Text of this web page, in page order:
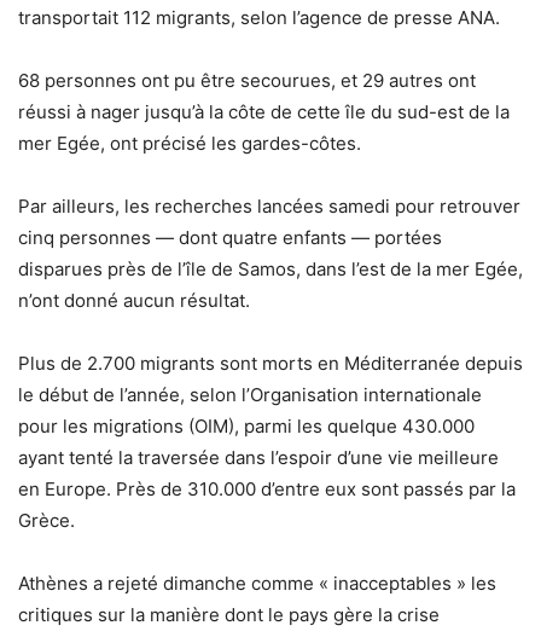
transportait 112 migrants, selon l’agence de presse ANA.
68 personnes ont pu être secourues, et 29 autres ont
réussi à nager jusqu’à la côte de cette île du sud-est de la
mer Egée, ont précisé les gardes-côtes.
Par ailleurs, les recherches lancées samedi pour retrouver
cinq personnes — dont quatre enfants — portées
disparues près de l’île de Samos, dans l’est de la mer Egée,
n’ont donné aucun résultat.
Plus de 2.700 migrants sont morts en Méditerranée depuis
le début de l’année, selon l’Organisation internationale
pour les migrations (OIM), parmi les quelque 430.000
ayant tenté la traversée dans l’espoir d’une vie meilleure
en Europe. Près de 310.000 d’entre eux sont passés par la
Grèce.
Athènes a rejeté dimanche comme « inacceptables » les
critiques sur la manière dont le pays gère la crise